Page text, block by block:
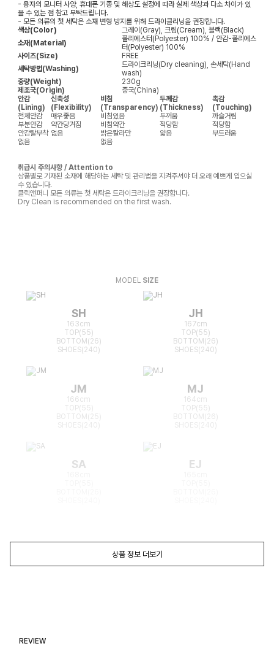
- 용자의 모니터 사양, 휴대폰 기종 및 해상도 설정에 따라 실제 색상과 다소 차이가 있
을 수 있는 점 참고 부탁드립니다.
- 모든 의류의 첫 세탁은 소재 변형 방지를 위해 드라이클리닝을 권장합니다.
색상(Color)
그레이(Gray), 크림(Cream), 블랙(Black)
소재(Material)
폴리에스터(Polyester) 100% / 안감-폴리에스
터(Polyester) 100%
사이즈(Size)
FREE
세탁방법(Washing)
드라이크리닝(Dry cleaning), 손세탁(Hand
wash)
중량(Weight)
230g
제조국(Origin)
중국(China)
안감
(Lining)
신축성
(Flexibility)
비침
(Transparency)
두께감
(Thickness)
촉감
(Touching)
전체안감
매우좋음 비침있음 두꺼움
까슬거림
부분안감
약간당겨짐 비침약간 적당함
적당함
안감탈부착 없음 밝은칼라만 얇음
부드러움
없음
없음
취급시 주의사항 / Attention to
상품별로 기재된 소재에 해당하는 세탁 및 관리법을 지켜주셔야 더 오래 예쁘게 입으실
수 있습니다.
클릭앤퍼니 모든 의류는 첫 세탁은 드라이크리닝을 권장합니다.
Dry Clean is recommended on the first wash.
MODEL SIZE
SH
163cm
TOP(55)
BOTTOM(26)
SHOES(240)
JH
167cm
TOP(55)
BOTTOM(26)
SHOES(240)
JM
166cm
TOP(55)
BOTTOM(25)
MJ
164cm
TOP(55)
BOTTOM(26)
SA EJ
상품 정보 더보기
REVIEW